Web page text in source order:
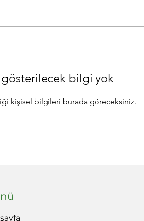
gösterilecek bilgi yok
kişisel bilgileri burada göreceksiniz.